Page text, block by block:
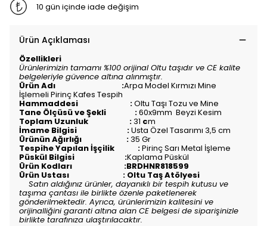
10 gün içinde iade değişim
Ürün Açıklaması
Özellikleri
Ürünlerimizin tamamı %100 orijinal Oltu taşıdır ve CE kalite
belgeleriyle güvence altına alınmıştır.
Ürün Adı :Arpa Model Kırmızı Mine
İşlemeli Pirinç Kafes Tespih
Hammaddesi :Oltu Taşı Tozu ve Mine
Tane Ölçüsü ve Şekli :60x9mm Beyzi Kesim
Toplam Uzunluk :31 cm
İmame Bilgisi :Usta Özel Tasarımı 3,5 cm
Ürünün Ağırlığı :35 Gr
Tespihe Yapılan İşçilik :Pirinç Sarı Metal İşleme
Püskül Bilgisi :Kaplama Püskül
Ürün Kodları :BRDHNR818599
Ürün Ustası : Oltu Taş Atölyesi
Satın aldığınız ürünler, dayanıklı bir tespih kutusu ve
taşıma çantası ile birlikte özenle paketlenerek
gönderilmektedir. Ayrıca, ürünlerimizin kalitesini ve
orijinalliğini garanti altına alan CE belgesi de siparişinizle
birlikte tarafınıza ulaştırılacaktır.